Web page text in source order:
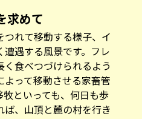
求めて
れて移動する様子、イ
遇する風景です。フレ
食べつづけられるよう
って移動させる家畜管
といっても、何日も歩
、山頂と麓の村を行き